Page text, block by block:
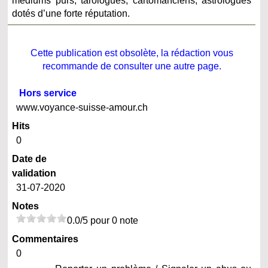
dotés d’une forte réputation.
Cette publication est obsolète, la rédaction vous
recommande de consulter une autre page.
Hors service
www.voyance-suisse-amour.ch
Hits
0
Date de
validation
31-07-2020
Notes
0.0/5 pour 0 note
Commentaires
0